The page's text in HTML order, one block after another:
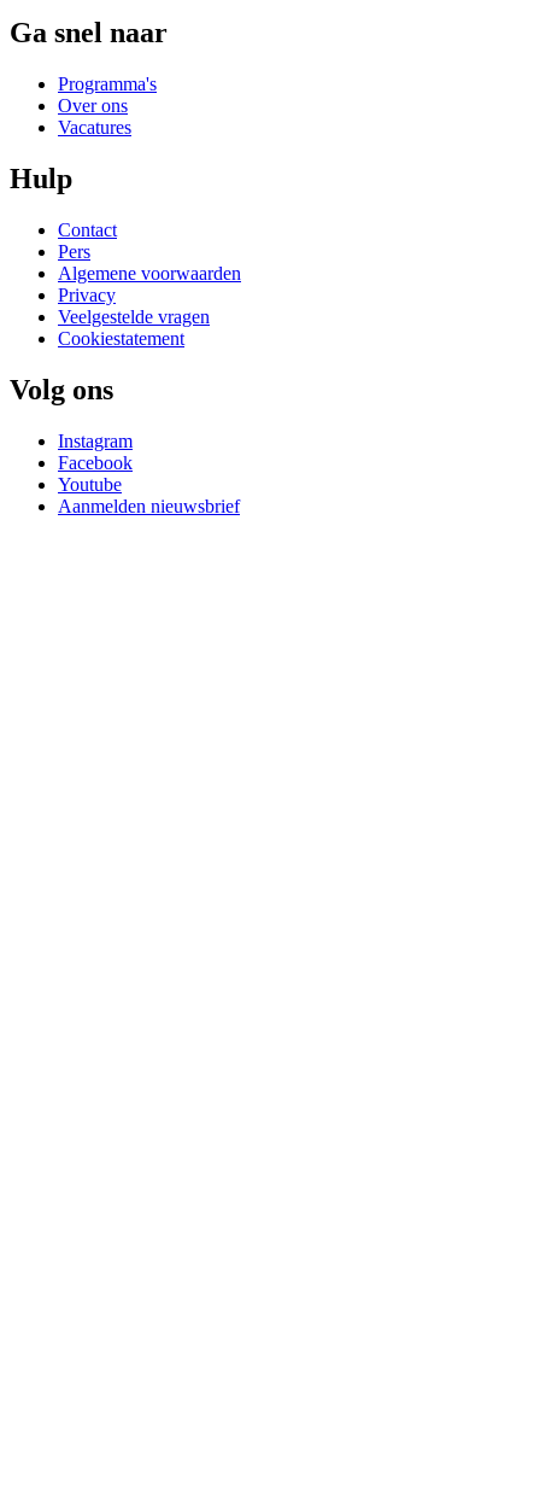
Ga snel naar
Programma's
Over ons
Vacatures
Hulp
Contact
Pers
Algemene voorwaarden
Privacy
Veelgestelde vragen
Cookiestatement
Volg ons
Instagram
Facebook
Youtube
Aanmelden nieuwsbrief